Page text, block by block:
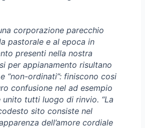
corporazione parecchio
pastorale e al epoca in
presenti nella nostra
per appianamento risultano
“non-ordinati”: finiscono cosi
confusione nel ad esempio
unito tutti luogo di rinvio. “La
sito consiste nel
dell’amore cordiale